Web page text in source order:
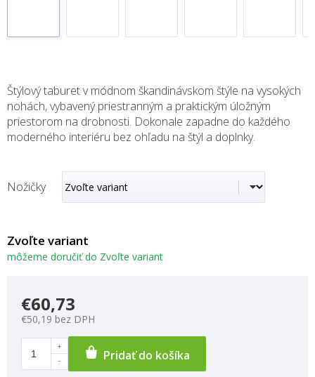
Zvoľte variant
môžeme doručiť do Zvoľte variant
Nožičky
Štýlový taburet v módnom škandinávskom štýle na vysokých
nohách, vybavený priestranným a praktickým úložným
priestorom na drobnosti. Dokonale zapadne do každého
moderného interiéru bez ohľadu na štýl a doplnky.
€60,73
€50,19 bez DPH
Pridať do košíka